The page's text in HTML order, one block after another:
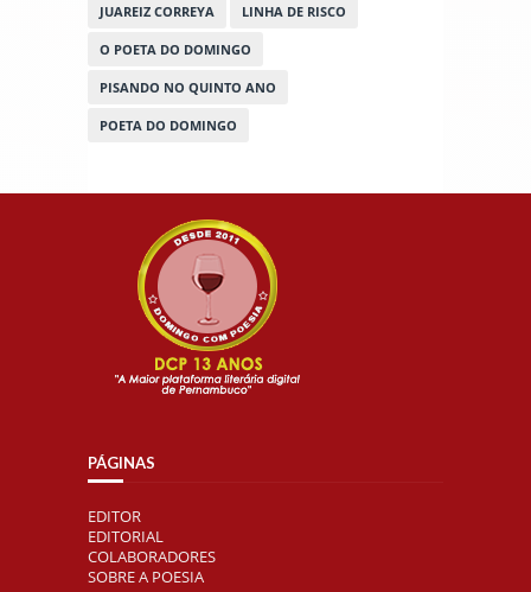
JUAREIZ CORREYA LINHA DE RISCO
O POETA DO DOMINGO
PISANDO NO QUINTO ANO
POETA DO DOMINGO
PÁGINAS
EDITOR
EDITORIAL
COLABORADORES
SOBRE A POESIA